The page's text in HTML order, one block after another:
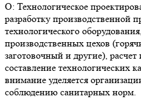
О: Технологическое
разработку производственной
технологического
производственных цехов
заготовочный и другие),
составление технологических
внимание уделяется
соблюдению санитарных норм.